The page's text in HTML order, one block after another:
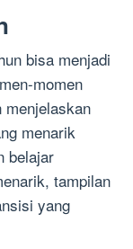
bisa menjadi
momen
menjelaskan
menarik
belajar
tampilan
yang